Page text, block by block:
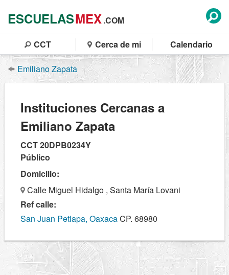
ESCUELASMEX.COM
CCT Cerca de mi Calendario
Emiliano Zapata
Instituciones Cercanas a
Emiliano Zapata
CCT 20DPB0234Y
Público
Domicilio:
Calle Miguel Hidalgo , Santa María Lovani
Ref calle:
San Juan Petlapa, OaxacaCP. 68980